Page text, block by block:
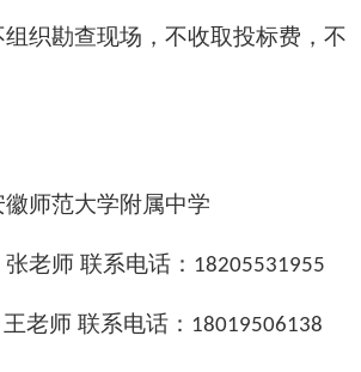
组织勘查现场，不收取投标费，不
师范大学附属中学
张老师 联系电话： 18205531955
王老师 联系电话： 18019506138